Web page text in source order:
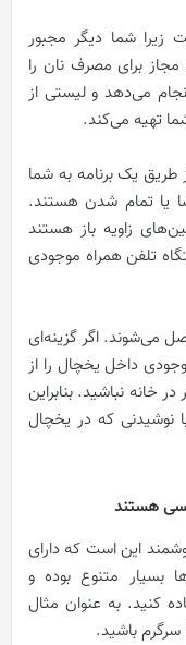
شما دیگر مجبور
برای مصرف نان را
می‌دهد و لیستی از
تهیه می‌کند.
یک برنامه به شما
یا تمام شدن هستند.
زاویه باز هستند
تلفن همراه موجودی
می‌شوند. اگر گزینه‌ای
داخل یخچال را از
خانه نباشید. بنابراین
نوشیدنی که در یخچال
هستند
این است که دارای
متنوع بوده و
کنید. به عنوان مثال
باشید.